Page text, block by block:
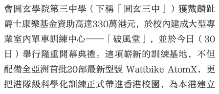
大公文匯
會圓玄學院第三中學（下稱「圓玄三中」）獲戴麟趾
爵士康樂基金資助高達330萬港元，於校內建成大型專
業室內單車訓練中心——「破風堂」，並於今日（30
日）舉行隆重開幕典禮。這項嶄新的訓練基地，不但
配備全亞洲首批20部最新型號 Wattbike AtomX，更
把港隊級科學化訓練正式帶進香港校園，為本港建立